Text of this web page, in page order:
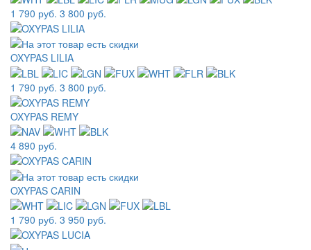
1 790 руб. 3 800 руб.
OXYPAS LILIA
1 790 руб. 3 800 руб.
OXYPAS REMY
4 890 руб.
OXYPAS CARIN
1 790 руб. 3 950 руб.